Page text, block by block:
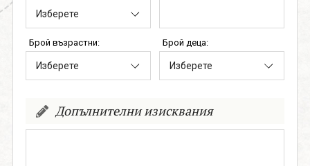
Брой възрастни: Брой деца:
Допълнителни изисквания